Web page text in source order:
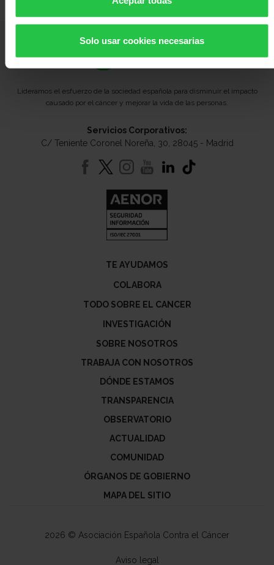
Solo usar cookies necesarias
Lideramos el esfuerzo de la sociedad española para disminuir el impacto
causado por el cáncer y mejorar la vida de las personas.
Servicios Corporativos:
C/ Teniente Coronel Noreña, 30, 28045 - Madrid
TE AYUDAMOS
COLABORA
TODO SOBRE EL CANCER
INVESTIGACIÓN
SOBRE NOSOTROS
TRABAJA CON NOSOTROS
DÓNDE ESTAMOS
TRANSPARENCIA
OBSERVATORIO
ACTUALIDAD
COMUNIDAD
ÓRGANOS DE GOBIERNO
MAPA DEL SITIO
2026 © Asociación Española Contra el Cáncer
Aviso legal